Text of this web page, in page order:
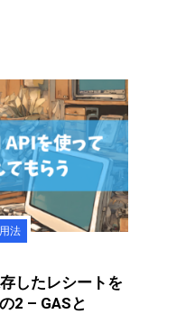
法
したレシートを
2 – GASと